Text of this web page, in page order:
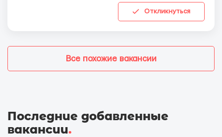
Откликнуться
Все похожие вакансии
Последние добавленные
вакансии.